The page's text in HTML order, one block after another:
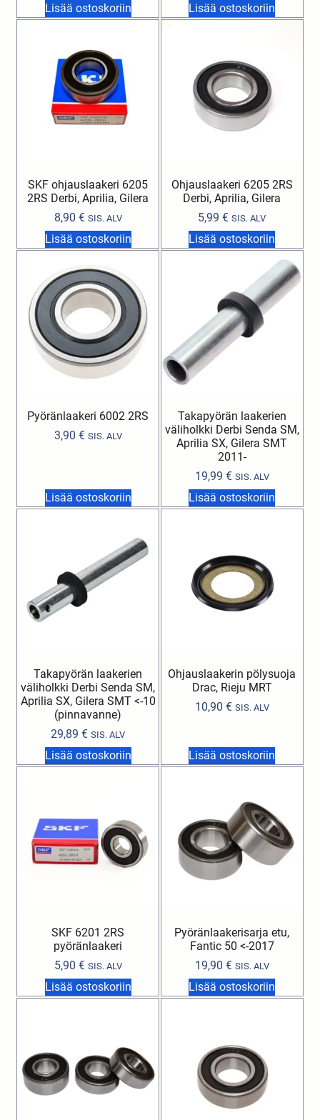
Lisää ostoskoriin Lisää ostoskoriin
SKF ohjauslaakeri 6205
2RS Derbi, Aprilia, Gilera
8,90 € SIS. ALV
Lisää ostoskoriin
Ohjauslaakeri 6205 2RS
Derbi, Aprilia, Gilera
5,99€ SIS. ALV
Lisää ostoskoriin
Pyöränlaakeri 6002 2RS
3,90 € SIS. ALV
Lisää ostoskoriin
Takapyörän laakerien
väliholkki Derbi Senda SM,
Aprilia SX, Gilera SMT
2011-
19,99 € SIS. ALV
Lisää ostoskoriin
Takapyörän laakerien
väliholkki Derbi Senda SM,
Aprilia SX, Gilera SMT <-10
(pinnavanne)
29,89€ SIS. ALV
Lisää ostoskoriin
Ohjauslaakerin pölysuoja
Drac, Rieju MRT
10,90 € SIS. ALV
Lisää ostoskoriin
SKF 6201 2RS
pyöränlaakeri
5,90 € SIS. ALV
Lisää ostoskoriin
Pyöränlaakerisarja etu,
Fantic 50 <-2017
19,90 € SIS. ALV
Lisää ostoskoriin